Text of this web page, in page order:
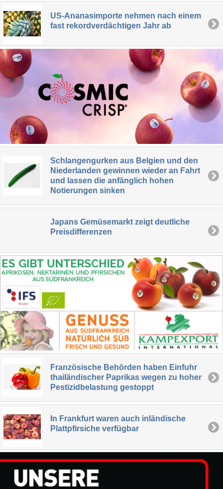
US-Ananasimporte nehmen nach einem
fast rekordverdächtigen Jahr ab
Schlangengurken aus Belgien und den
Niederlanden gewinnen wieder an Fahrt
und lassen die anfänglich hohen
Notierungen sinken
Japans Gemüsemarkt zeigt deutliche
Preisdifferenzen
Französische Behörden haben Einfuhr
thailändischer Paprikas wegen zu hoher
Pestizidbelastung gestoppt
In Frankfurt waren auch inländische
Plattpfirsiche verfügbar